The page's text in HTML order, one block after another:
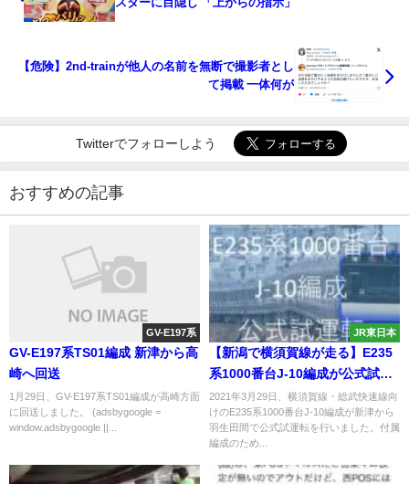
【危険】2nd-trainが他人の名前を無断で撮影者とし
て掲載 一体何が
Twitterでフォローしよう
おすすめの記事
GV-E197系
GV-E197系TS01編成 新津から高
崎へ回送
1月29日、GV-E197系TS01編成が高崎方面
に回送しました。 (adsbygoogle =
window.adsbygoogle ||...
JR東日本
【新潟で横須賀線が走る】E235
系1000番台J-10編成が公式試運
転
2021年3月29日、横須賀線・総武快速線向
けのE235系1000番台J-10編成が新津から
羽生田間で公式試運転を行いました。付属
編成のため...